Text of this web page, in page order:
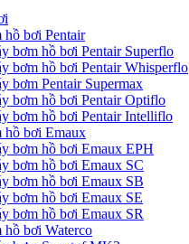
hồ bơi Pentair
bơm hồ bơi Pentair Superflo
bơm hồ bơi Pentair Whisperflo
bơm Pentair Supermax
bơm hồ bơi Pentair Optiflo
bơm hồ bơi Pentair Intelliflo
hồ bơi Emaux
bơm hồ bơi Emaux EPH
bơm hồ bơi Emaux SC
bơm hồ bơi Emaux SB
bơm hồ bơi Emaux SE
bơm hồ bơi Emaux SR
hồ bơi Waterco